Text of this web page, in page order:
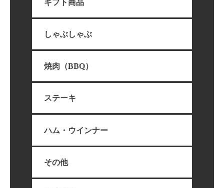
ギフト商品
しゃぶしゃぶ
焼肉（BBQ）
ステーキ
ハム・ウインナー
その他